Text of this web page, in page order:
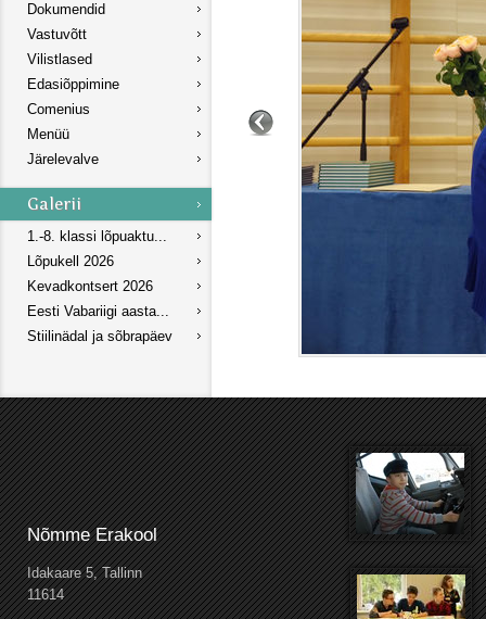
Dokumendid
Vastuvõtt
Vilistlased
Edasiõppimine
Comenius
Menüü
Järelevalve
1.-8. klassi lõpuaktu...
Lõpukell 2026
Kevadkontsert 2026
Eesti Vabariigi aasta...
Stiilinädal ja sõbrapäev
Nõmme Erakool
Idakaare 5, Tallinn
11614